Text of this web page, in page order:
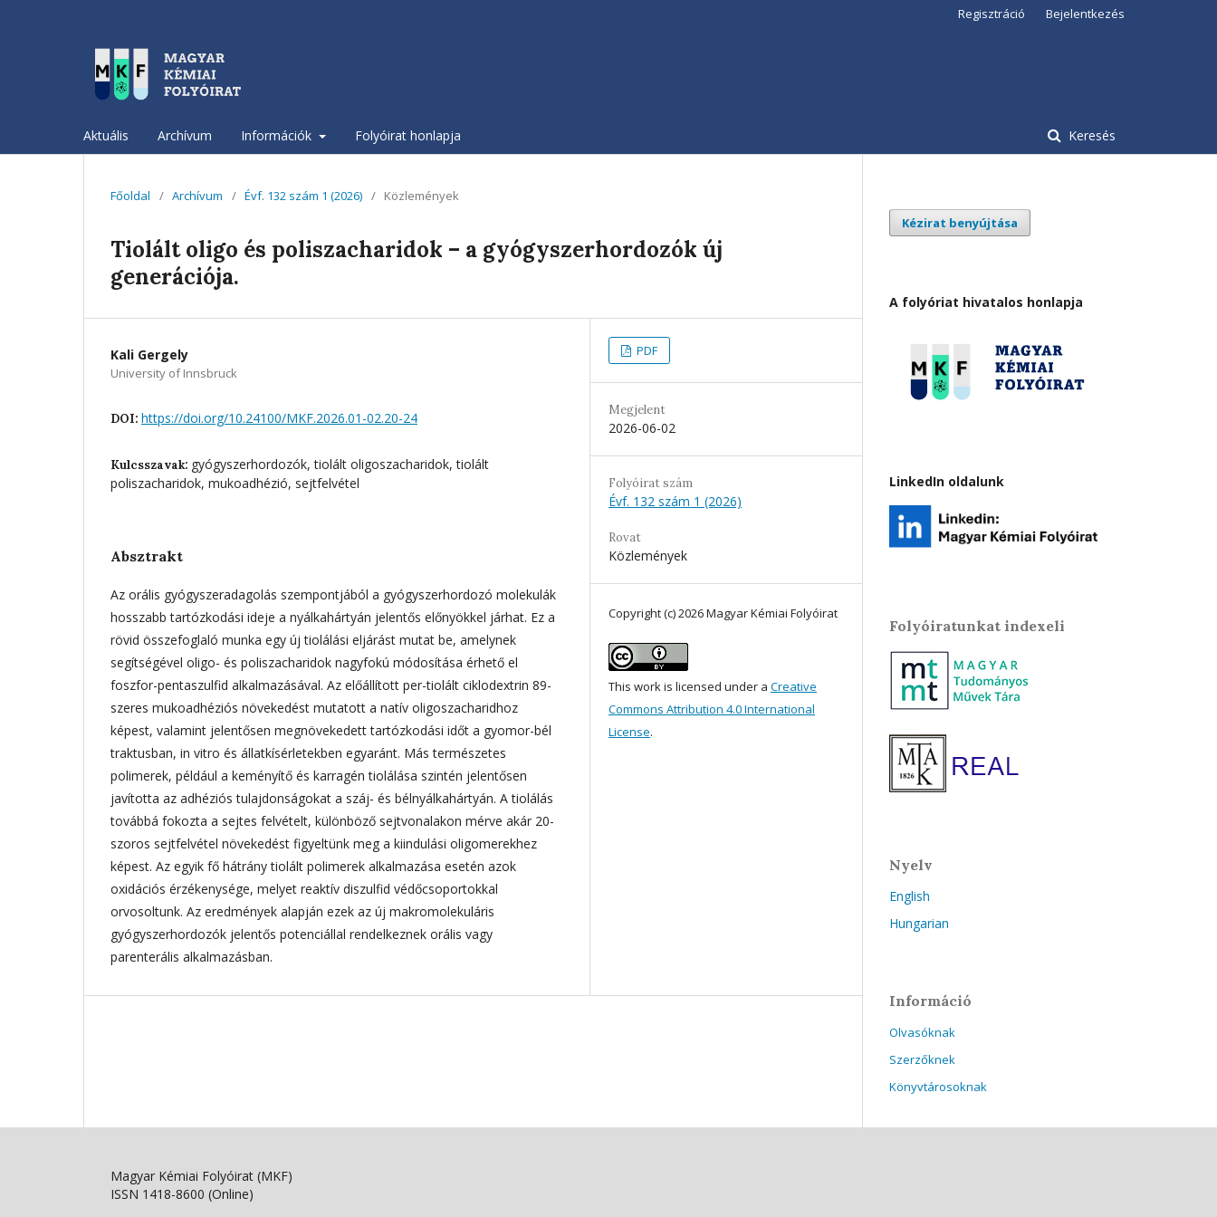
Aktuális Archívum Információk Folyóirat honlapja Keresés
Regisztráció Bejelentkezés
Főoldal / Archívum / Évf. 132 szám 1 (2026) / Közlemények
Tiolált oligo és poliszacharidok – a gyógyszerhordozók új
generációja.
Kali Gergely
University of Innsbruck
DOI: https://doi.org/10.24100/MKF.2026.01-02.20-24
Kulcsszavak: gyógyszerhordozók, tiolált oligoszacharidok, tiolált
poliszacharidok, mukoadhézió, sejtfelvétel
Absztrakt
Az orális gyógyszeradagolás szempontjából a gyógyszerhordozó molekulák
hosszabb tartózkodási ideje a nyálkahártyán jelentős előnyökkel járhat. Ez a
rövid összefoglaló munka egy új tiolálási eljárást mutat be, amelynek
segítségével oligo- és poliszacharidok nagyfokú módosítása érhető el
foszfor-pentaszulfid alkalmazásával. Az előállított per-tiolált ciklodextrin 89-
szeres mukoadhéziós növekedést mutatott a natív oligoszacharidhoz
képest, valamint jelentősen megnövekedett tartózkodási időt a gyomor-bél
traktusban, in vitro és állatkísérletekben egyaránt. Más természetes
polimerek, például a keményítő és karragén tiolálása szintén jelentősen
javította az adhéziós tulajdonságokat a száj- és bélnyálkahártyán. A tiolálás
továbbá fokozta a sejtes felvételt, különböző sejtvonalakon mérve akár 20-
szoros sejtfelvétel növekedést figyeltünk meg a kiindulási oligomerekhez
képest. Az egyik fő hátrány tiolált polimerek alkalmazása esetén azok
oxidációs érzékenysége, melyet reaktív diszulfid védőcsoportokkal
orvosoltunk. Az eredmények alapján ezek az új makromolekuláris
gyógyszerhordozók jelentős potenciállal rendelkeznek orális vagy
parenterális alkalmazásban.
PDF
Megjelent
2026-06-02
Folyóirat szám
Évf. 132 szám 1 (2026)
Rovat
Közlemények
Copyright (c) 2026 Magyar Kémiai Folyóirat
This work is licensed under a Creative
Commons Attribution 4.0 International
License.
Kézirat benyújtása
A folyóriat hivatalos honlapja
LinkedIn oldalunk
Folyóiratunkat indexeli
Nyelv
English
Hungarian
Információ
Olvasóknak
Szerzőknek
Könyvtárosoknak
Magyar Kémiai Folyóirat (MKF)
ISSN 1418-8600 (Online)